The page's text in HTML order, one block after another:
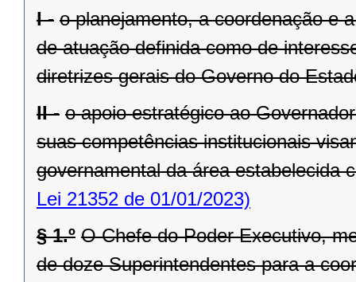
I - o planejamento, a coordenação e
de atuação definida como de
diretrizes gerais do Governo do
II - o apoio estratégico ao
suas competências institucionais
governamental da área estabelecida
Lei 21352 de 01/01/2023)
§ 1.º O Chefe do Poder Executivo,
de doze Superintendentes para a